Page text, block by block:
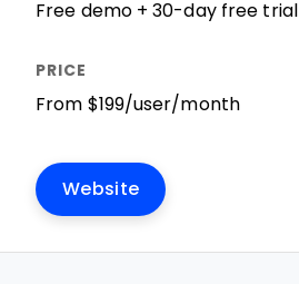
Free demo + 30-day free
From $199/user/month
Website